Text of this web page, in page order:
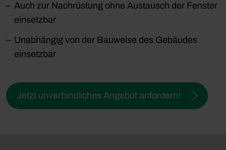
Auch zur Nachrüstung ohne Austausch der Fenster
einsetzbar
Unabhängig von der Bauweise des Gebäudes
einsetzbar
Jetzt unverbindliches Angebot anfordern!